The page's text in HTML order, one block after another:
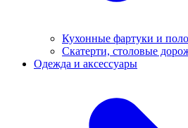
Кухонные фартуки и
Скатерти, столовые
Одежда и аксессуары